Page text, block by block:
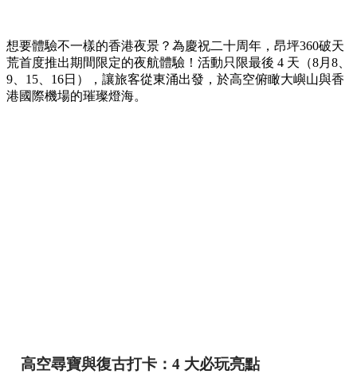
想要體驗不一樣的香港夜景？為慶祝二十周年，昂坪360破天
荒首度推出期間限定的夜航體驗！活動只限最後 4 天（8月8、
9、15、16日），讓旅客從東涌出發，於高空俯瞰大嶼山與香
港國際機場的璀璨燈海。
高空尋寶與復古打卡：4 大必玩亮點